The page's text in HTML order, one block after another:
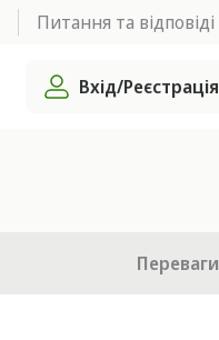
Питання та відповіді
Вхід/Реєстрація
Переваги